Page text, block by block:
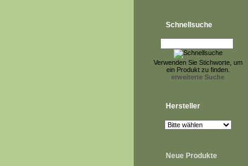
Schnellsuche
Verwenden Sie Stichworte, um
ein Produkt zu finden.
erweiterte Suche
Hersteller
Neue Produkte